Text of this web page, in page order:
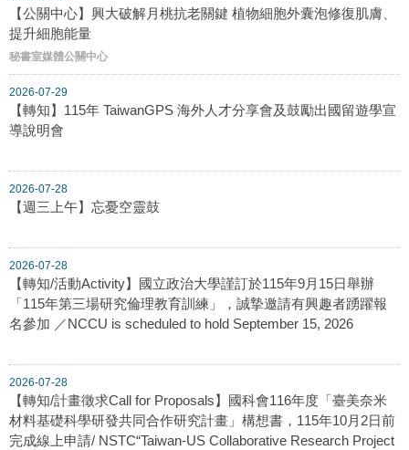
【公關中心】興大破解月桃抗老關鍵 植物細胞外囊泡修復肌膚、
提升細胞能量
秘書室媒體公關中心
2026-07-29
【轉知】115年 TaiwanGPS 海外人才分享會及鼓勵出國留遊學宣
導說明會
2026-07-28
【週三上午】忘憂空靈鼓
2026-07-28
【轉知/活動Activity】國立政治大學謹訂於115年9月15日舉辦
「115年第三場研究倫理教育訓練」，誠摯邀請有興趣者踴躍報
名參加 ／NCCU is scheduled to hold September 15, 2026
2026-07-28
【轉知/計畫徵求Call for Proposals】國科會116年度「臺美奈米
材料基礎科學研發共同合作研究計畫」構想書，115年10月2日前
完成線上申請/ NSTC“Taiwan-US Collaborative Research Project